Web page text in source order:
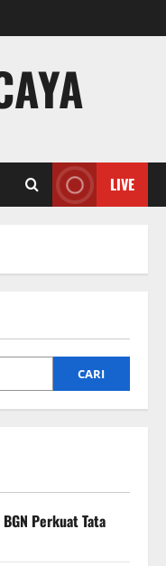
LIVE
CARI
Perkuat Tata